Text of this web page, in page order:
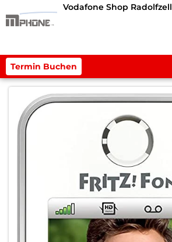
Vodafone Shop Radolfzell
Termin Buchen